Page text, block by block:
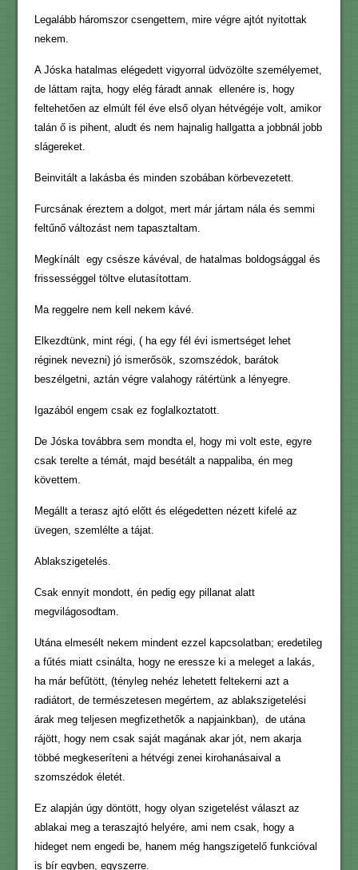
Legalább háromszor csengettem, mire végre ajtót nyitottak
nekem.
A Jóska hatalmas elégedett vigyorral üdvözölte személyemet,
de láttam rajta, hogy elég fáradt annak ellenére is, hogy
feltehetően az elmúlt fél éve első olyan hétvégéje volt, amikor
talán ő is pihent, aludt és nem hajnalig hallgatta a jobbnál jobb
slágereket.
Beinvitált a lakásba és minden szobában körbevezetett.
Furcsának éreztem a dolgot, mert már jártam nála és semmi
feltűnő változást nem tapasztaltam.
Megkínált egy csésze kávéval, de hatalmas boldogsággal és
frissességgel töltve elutasítottam.
Ma reggelre nem kell nekem kávé.
Elkezdtünk, mint régi, ( ha egy fél évi ismertséget lehet
réginek nevezni) jó ismerősök, szomszédok, barátok
beszélgetni, aztán végre valahogy rátértünk a lényegre.
Igazából engem csak ez foglalkoztatott.
De Jóska továbbra sem mondta el, hogy mi volt este, egyre
csak terelte a témát, majd besétált a nappaliba, én meg
követtem.
Megállt a terasz ajtó előtt és elégedetten nézett kifelé az
üvegen, szemlélte a tájat.
Ablakszigetelés.
Csak ennyit mondott, én pedig egy pillanat alatt
megvilágosodtam.
Utána elmesélt nekem mindent ezzel kapcsolatban; eredetileg
a fűtés miatt csinálta, hogy ne eressze ki a meleget a lakás,
ha már befűtött, (tényleg nehéz lehetett feltekerni azt a
radiátort, de természetesen megértem, az ablakszigetelési
árak meg teljesen megfizethetők a napjainkban), de utána
rájött, hogy nem csak saját magának akar jót, nem akarja
többé megkeseríteni a hétvégi zenei kirohanásaival a
szomszédok életét.
Ez alapján úgy döntött, hogy olyan szigetelést választ az
ablakai meg a teraszajtó helyére, ami nem csak, hogy a
hideget nem engedi be, hanem még hangszigetelő funkcióval
is bír egyben, egyszerre.